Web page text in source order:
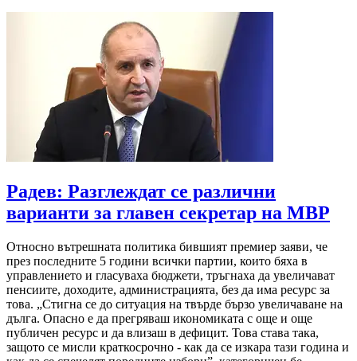
Радев: Разглеждат се различни
варианти за главен секретар на МВР
Относно вътрешната политика бившият премиер заяви, че
през последните 5 години всички партии, които бяха в
управлението и гласуваха бюджети, тръгнаха да увеличават
пенсиите, доходите, администрацията, без да има ресурс за
това. „Стигна се до ситуация на твърде бързо увеличаване на
дълга. Опасно е да прегряваш икономиката с още и още
публичен ресурс и да влизаш в дефицит. Това става така,
защото се мисли краткосрочно - как да се изкара тази година и